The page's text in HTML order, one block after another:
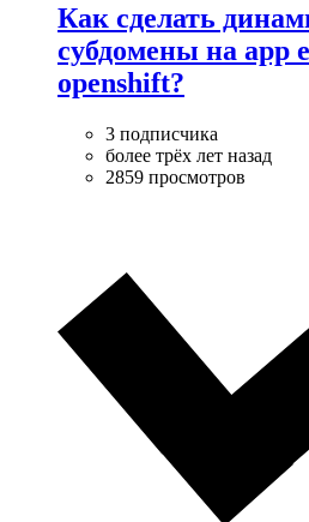
Как сделать
субдомены на app
openshift?
3 подписчика
более трёх лет назад
2859 просмотров